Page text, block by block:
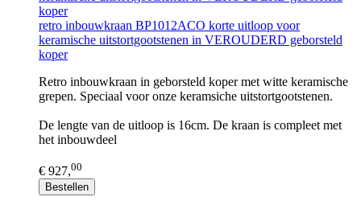
retro inbouwkraan BP1012ACO korte uitloop voor
keramische uitstortgootstenen in VEROUDERD geborsteld
koper
Retro inbouwkraan in geborsteld koper met witte keramische
grepen. Speciaal voor onze keramsiche uitstortgootstenen.
De lengte van de uitloop is 16cm. De kraan is compleet met
het inbouwdeel
€ 927,00
Bestellen